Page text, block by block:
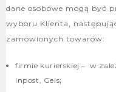
dane osobowe mogą być
wyboru Klienta,
zamówionych towarów:
firmie kurierskiej – w
Inpost, Geis;